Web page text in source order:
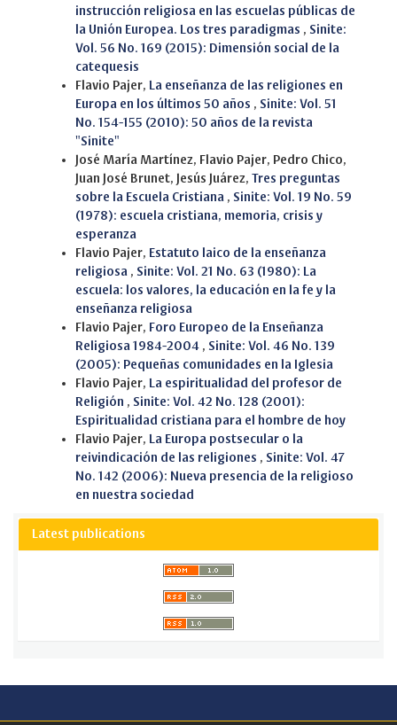
instrucción religiosa en las escuelas públicas de
la Unión Europea. Los tres paradigmas , Sinite:
Vol. 56 No. 169 (2015): Dimensión social de la
catequesis
Flavio Pajer, La enseñanza de las religiones en
Europa en los últimos 50 años , Sinite: Vol. 51
No. 154-155 (2010): 50 años de la revista
"Sinite"
José María Martínez, Flavio Pajer, Pedro Chico,
Juan José Brunet, Jesús Juárez, Tres preguntas
sobre la Escuela Cristiana , Sinite: Vol. 19 No. 59
(1978): escuela cristiana, memoria, crisis y
esperanza
Flavio Pajer, Estatuto laico de la enseñanza
religiosa , Sinite: Vol. 21 No. 63 (1980): La
escuela: los valores, la educación en la fe y la
enseñanza religiosa
Flavio Pajer, Foro Europeo de la Enseñanza
Religiosa 1984-2004 , Sinite: Vol. 46 No. 139
(2005): Pequeñas comunidades en la Iglesia
Flavio Pajer, La espiritualidad del profesor de
Religión , Sinite: Vol. 42 No. 128 (2001):
Espiritualidad cristiana para el hombre de hoy
Flavio Pajer, La Europa postsecular o la
reivindicación de las religiones , Sinite: Vol. 47
No. 142 (2006): Nueva presencia de la religioso
en nuestra sociedad
Latest publications